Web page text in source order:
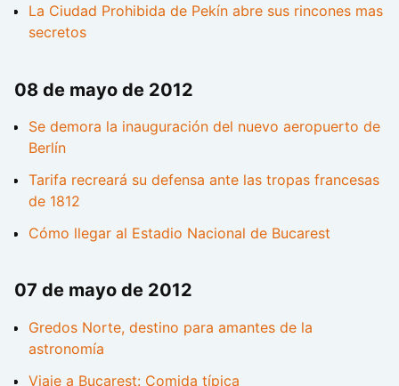
La Ciudad Prohibida de Pekín abre sus rincones mas
secretos
08 de mayo de 2012
Se demora la inauguración del nuevo aeropuerto de
Berlín
Tarifa recreará su defensa ante las tropas francesas
de 1812
Cómo llegar al Estadio Nacional de Bucarest
07 de mayo de 2012
Gredos Norte, destino para amantes de la
astronomía
Viaje a Bucarest: Comida típica